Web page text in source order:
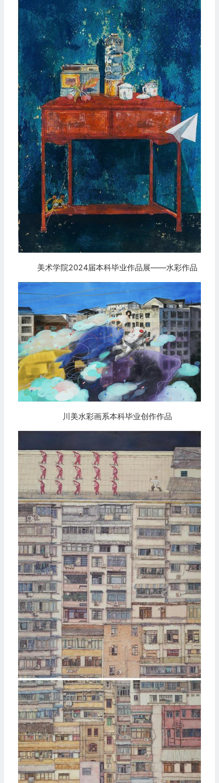
美术学院2024届本科毕业作品展——水彩作品
川美水彩画系本科毕业创作作品